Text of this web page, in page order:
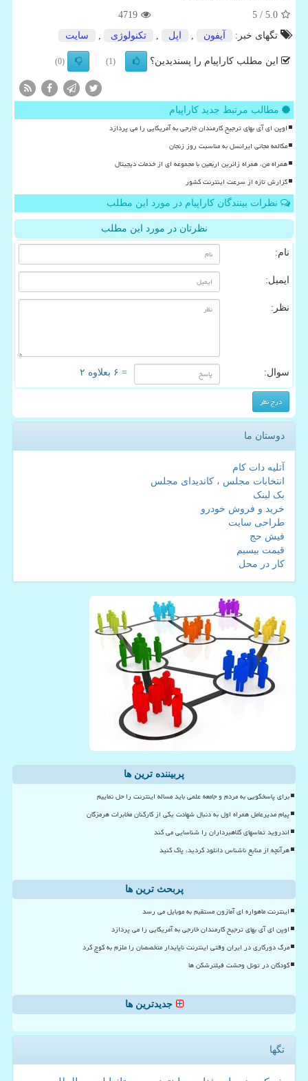
5.0
/ 5
4719
تگهای خبر:
آیفون اپل تكنولوژی سایت
این مطلب کاراپیام را پسندیدین؟ (1)
(0)
مطالب مرتبط جدید کاراپیام
اوپن ای آی بهای ترجیح کارمندان خارجی به آمریکایی را می پردازد
مکالمه مجانی ایرانسل به مناسبت روز زنجان
همراه من، همراه زائرین اربعین با مجموعه ای از خدمات دیجیتال
گزارش تازه از سرعت اینترنت کشور
نظرات بینندگان کاراپیام در مورد این مطلب
نظرتان در مورد این مطلب
نام:
ایمیل:
نظر:
سوال: = ۶ بعلاوه ۲
دوستان ما
آتلیه دات کام
انتخابات مجلس ، کاندیدای مجلس
بک لینک
خرید و فروش خودرو
طراحی سایت
فیش حج
قیمت بیسیم
کار در محل
پربیننده ترین ها
برای پاسخگویی به مردم و جامعه علمی باید مساله اینترنت را حل نماییم
پیام مدیرعامل همراه اول به دنبال شهادت یکی از کارکنان مخابرات هرمزگان
اندروید تماسهای کلاهبرداران را شناسایی می کند
هرآنچه از منابع ناشناس دانلود کردید، پاک کنید
پربحث ترین ها
اینترنت ماهواره ای آمازون مستقیم به موبایل می رسد
اوپن ای آی بهای ترجیح کارمندان خارجی به آمریکایی را می پردازد
مرگ دورکاری در ایران وقتی اینترنت ناپایدار متخصصان را ملزم به کوچ کرد
کودکان در تونل وحشت فیلترشکن ها
جدیدترین ها
تگها